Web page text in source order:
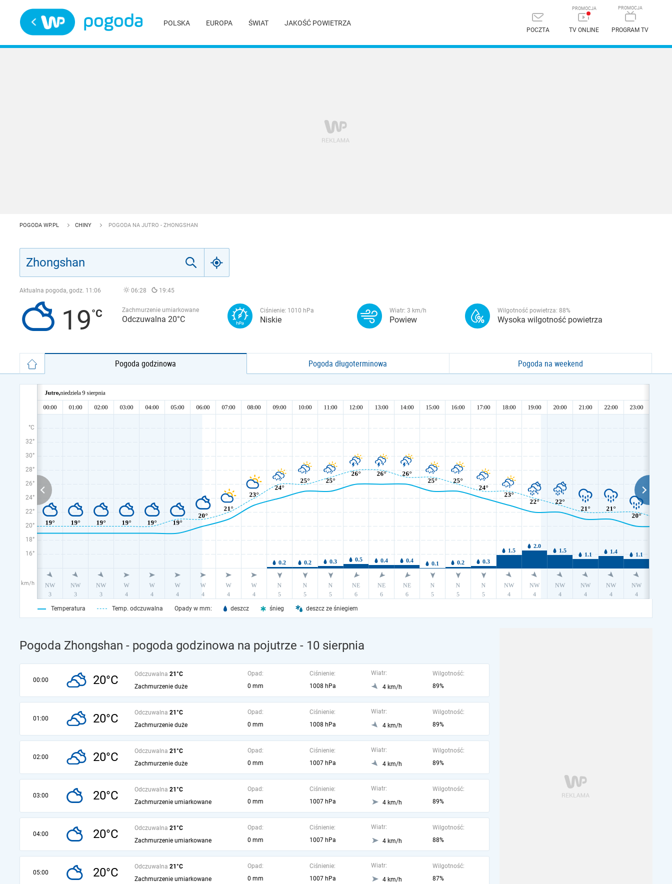
POLSKA EUROPA ŚWIAT JAKOŚĆ POWIETRZA
POCZTA TV ONLINE PROGRAM TV
POGODA WP.PL CHINY POGODA NA JUTRO - ZHONGSHAN
Aktualna pogoda, godz. 11:06 06:28 19:45
19 Zachmurzenie umiarkowane
Odczuwalna 20°C
Ciśnienie: 1010 hPa
Niskie
Wiatr: 3 km/h
Powiew
Wilgotność powietrza: 88%
Wysoka wilgotność powietrza
Pogoda godzinowa Pogoda długoterminowa Pogoda na weekend
°C
32°
30°
28°
26°
24°
22°
20°
18°
16°
km/h
Temperatura Temp. odczuwalna Opady w mm: deszcz śnieg deszcz ze śniegiem
Pogoda Zhongshan - pogoda godzinowa na pojutrze - 10 sierpnia
00:00 20°C Odczuwalna 21°C
Zachmurzenie duże
Opad:
0 mm
Ciśnienie:
1008 hPa
Wiatr:
4 km/h
Wilgotność:
89%
01:00 20°C Odczuwalna 21°C
Zachmurzenie duże
Opad:
0 mm
Ciśnienie:
1008 hPa
Wiatr:
4 km/h
Wilgotność:
89%
02:00 20°C Odczuwalna 21°C
Zachmurzenie duże
Opad:
0 mm
Ciśnienie:
1007 hPa
Wiatr:
4 km/h
Wilgotność:
89%
03:00 20°C Odczuwalna 21°C
Zachmurzenie umiarkowane
Opad:
0 mm
Ciśnienie:
1007 hPa
Wiatr:
4 km/h
Wilgotność:
89%
04:00 20°C Odczuwalna 21°C
Zachmurzenie umiarkowane
Opad:
0 mm
Ciśnienie:
1007 hPa
Wiatr:
4 km/h
Wilgotność:
88%
05:00 20°C Odczuwalna 21°C
Zachmurzenie umiarkowane
Opad:
0 mm
Ciśnienie:
1007 hPa
Wiatr:
4 km/h
Wilgotność:
87%